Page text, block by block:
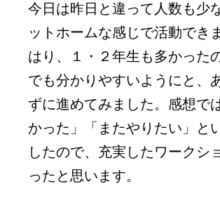
今日は昨日と違って人数も少
ットホームな感じで活動でき
はり、１・２年生も多かった
でも分かりやすいようにと、
ずに進めてみました。感想で
かった」「またやりたい」と
したので、充実したワークシ
ったと思います。